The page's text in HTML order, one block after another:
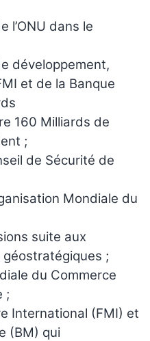
l’ONU dans le
développement,
et de la Banque
160 Milliards de
;
de Sécurité de
Mondiale du
suite aux
;
du Commerce
;
International (FMI) et
(BM) qui